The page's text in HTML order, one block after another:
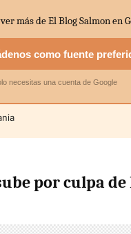
DOMÉSTICA
por culpa de
más de El Blog Salmon en
como fuente
necesitas una cuenta de Google